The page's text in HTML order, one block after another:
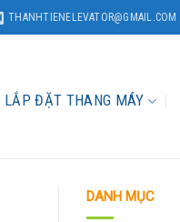
THANHTIENELEVATOR@GMAIL.COM
LẮP ĐẶT THANG MÁY
DANH MỤC